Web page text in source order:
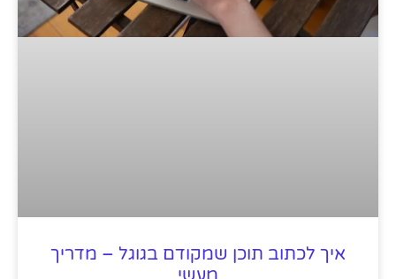
איך לכתוב תוכן שמקודם בגוגל – מדריך